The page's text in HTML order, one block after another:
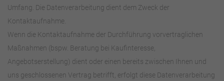
Umfang. Die Datenverarbeitung dient dem Zweck der
Kontaktaufnahme.
Wenn die Kontaktaufnahme der Durchführung vorvertraglichen
Maßnahmen (bspw. Beratung bei Kaufinteresse,
Angebotserstellung) dient oder einen bereits zwischen Ihnen und
uns geschlossenen Vertrag betrifft, erfolgt diese Datenverarbeitung